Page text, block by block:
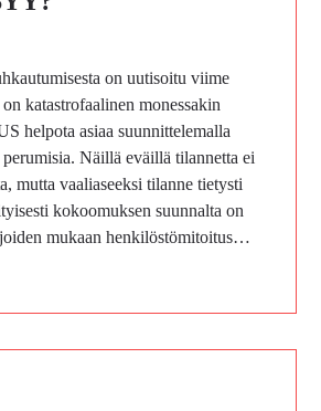
on uutisoitu viime
katastrofaalinen monessakin
helpota asiaa suunnittelemalla
Näillä eväillä tilannetta ei
mutta vaaliaseeksi tilanne tietysti
kokoomuksen suunnalta on
mukaan henkilöstömitoitus…